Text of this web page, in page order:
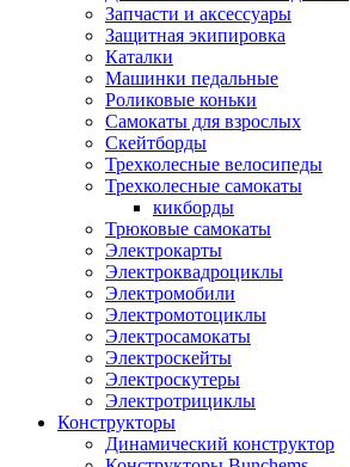
Запчасти и аксессуары
Защитная экипировка
Каталки
Машинки педальные
Роликовые коньки
Самокаты для взрослых
Скейтборды
Трехколесные велосипеды
Трехколесные самокаты
кикборды
Трюковые самокаты
Электрокарты
Электроквадроциклы
Электромобили
Электромотоциклы
Электросамокаты
Электроскейты
Электроскутеры
Электротрициклы
Конструкторы
Динамический конструктор